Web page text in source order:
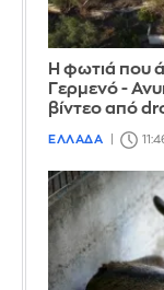
Η φωτιά που
Γερμενό -
βίντεο από
ΕΛΛΑΔΑ